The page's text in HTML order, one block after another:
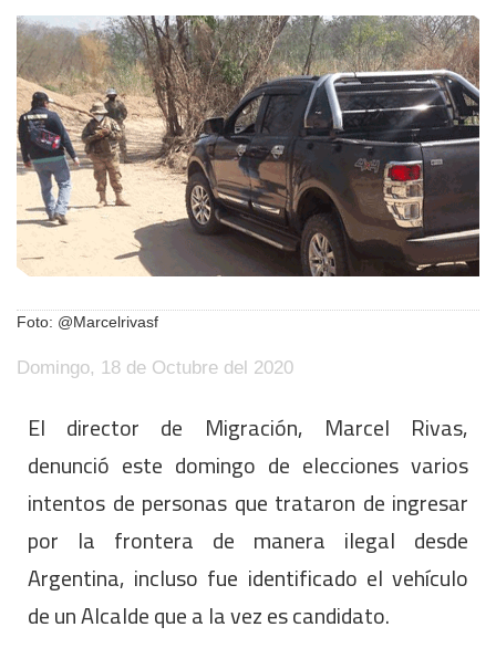
Foto: @Marcelrivasf
Domingo, 18 de Octubre del 2020
El director de Migración, Marcel Rivas,
denunció este domingo de elecciones varios
intentos de personas que trataron de ingresar
por la frontera de manera ilegal desde
Argentina, incluso fue identificado el vehículo
de un Alcalde que a la vez es candidato.